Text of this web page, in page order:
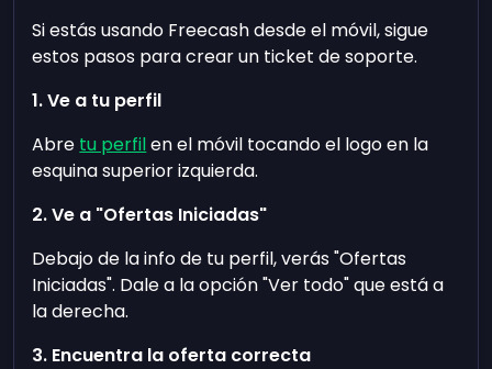
Si estás usando Freecash desde el móvil, sigue
estos pasos para crear un ticket de soporte.
1. Ve a tu perfil
Abre tu perfilen el móvil tocando el logo en la
esquina superior izquierda.
2. Ve a "Ofertas Iniciadas"
Debajo de la info de tu perfil, verás "Ofertas
Iniciadas". Dale a la opción "Ver todo" que está a
la derecha.
3. Encuentra la oferta correcta